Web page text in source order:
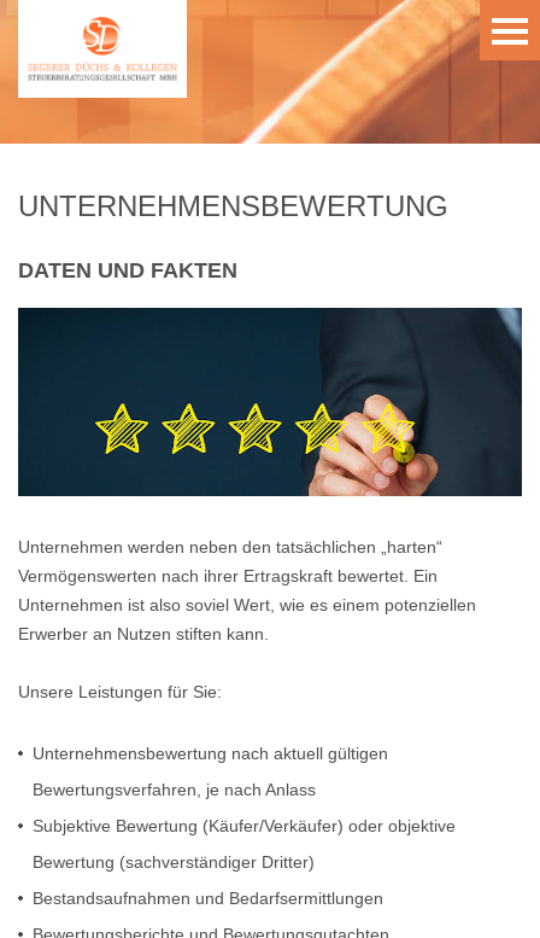
UNTERNEHMENSBEWERTUNG
DATEN UND FAKTEN
Unternehmen werden neben den tatsächlichen „harten“
Vermögenswerten nach ihrer Ertragskraft bewertet. Ein
Unternehmen ist also soviel Wert, wie es einem potenziellen
Erwerber an Nutzen stiften kann.
Unsere Leistungen für Sie:
Unternehmensbewertung nach aktuell gültigen
Bewertungsverfahren, je nach Anlass
Subjektive Bewertung (Käufer/Verkäufer) oder objektive
Bewertung (sachverständiger Dritter)
Bestandsaufnahmen und Bedarfsermittlungen